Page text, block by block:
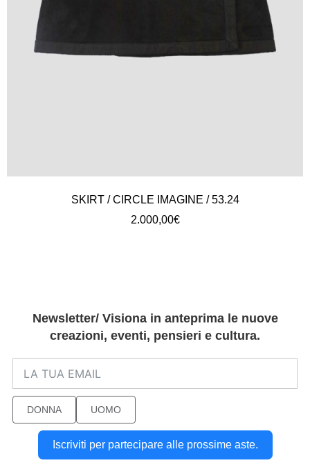
SKIRT / CIRCLE IMAGINE / 53.24
2.000,00€
Newsletter/ Visiona in anteprima le nuove
creazioni, eventi, pensieri e cultura.
DONNA UOMO
Iscriviti per partecipare alle prossime aste.